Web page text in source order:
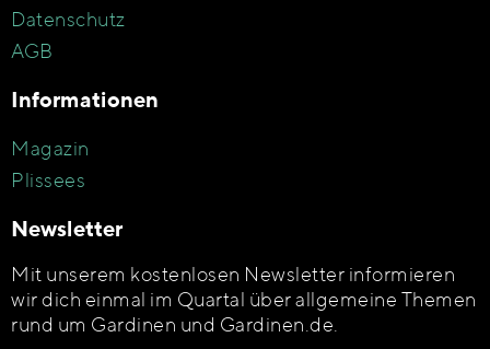
Datenschutz
AGB
Informationen
Magazin
Plissees
Newsletter
Mit unserem kostenlosen Newsletter informieren
wir dich einmal im Quartal über allgemeine Themen
rund um Gardinen und Gardinen.de.